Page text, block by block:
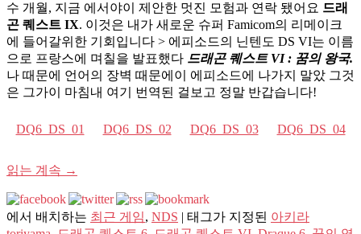
수 개월, 지금 에서야이 제안한 멋진 모험과 연락 됐어요 드래
곤 퀘스트 IX. 이것은 내가 새로운 슈퍼 Famicom의 리메이크
에 들어갈위한 기회입니다 > 에피소드의 닌텐도 DS VI는 이름
으로 프랑스에 며칠을 발표했다 드래곤 퀘스트 VI : 꿈의 왕국.
나 때문에 언어의 장벽 때문에이 에피소드에 나가지 말았 그것
은 그가이 마침내 여기 번역된 걸보고 정말 반갑습니다!
DQ6_DS_01 DQ6_DS_02 DQ6_DS_03 DQ6_DS_04
읽는 계속 →
에서 배치하는 최근 게임, NDS | 태그가 지정된 아키라